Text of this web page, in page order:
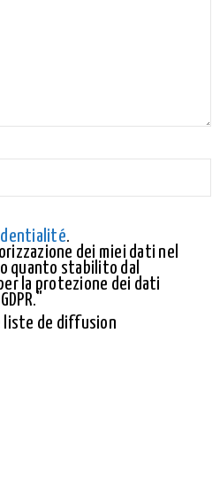
.
dei miei dati nel
quanto stabilito dal
la protezione dei dati
liste de diffusion